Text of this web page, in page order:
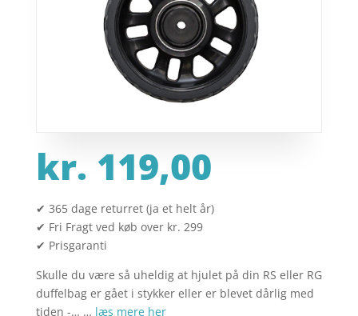
kr. 119,00
✔ 365 dage returret (ja et helt år)
✔ Fri Fragt ved køb over kr. 299
✔ Prisgaranti
Skulle du være så uheldig at hjulet på din RS eller RG
duffelbag er gået i stykker eller er blevet dårlig med
tiden -… … læs mere her